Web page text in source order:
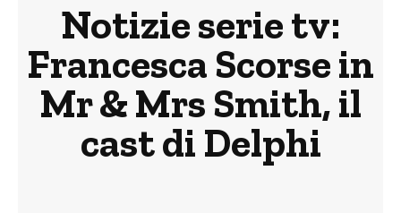
Notizie serie tv:
Francesca Scorse in
Mr & Mrs Smith, il
cast di Delphi